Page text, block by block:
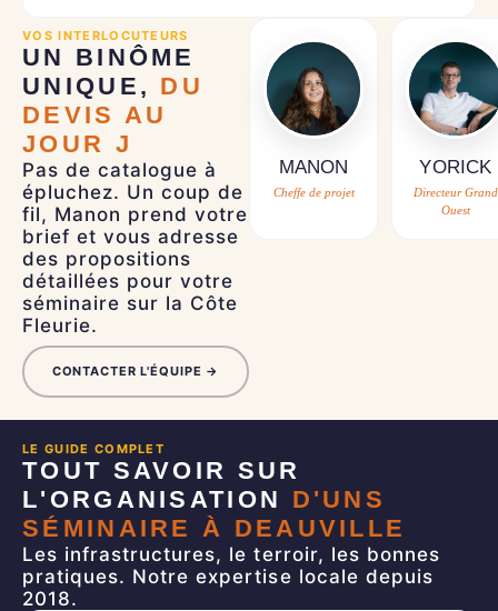
VOS INTERLOCUTEURS
UN BINÔME
UNIQUE, DU
DEVIS AU
JOUR J
Pas de catalogue à
épluchez. Un coup de
fil, Manon prend votre
brief et vous adresse
des propositions
détaillées pour votre
séminaire sur la Côte
Fleurie.
CONTACTER L'ÉQUIPE →
MANON
Cheffe de projet
YORICK
Directeur Grand
Ouest
LE GUIDE COMPLET
TOUT SAVOIR SUR
L'ORGANISATION D'UNS
SÉMINAIRE À DEAUVILLE
Les infrastructures, le terroir, les bonnes
pratiques. Notre expertise locale depuis
2018.